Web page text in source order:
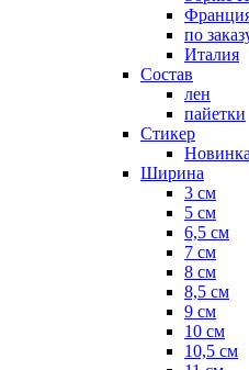
по
Италия
Состав
лен
пайетки
Стикер
Новинка
Ширина
3 см
5 см
6,5 см
7 см
8 см
8,5 см
9 см
10 см
10,5 см